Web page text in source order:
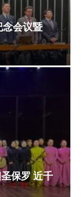
念会议暨
保罗 近千